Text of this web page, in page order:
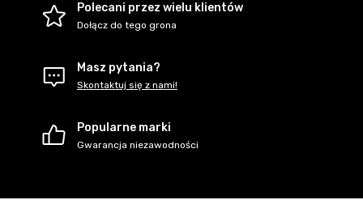
Polecani przez wielu klientów
Dołącz do tego grona
Masz pytania?
Skontaktuj się z nami!
Popularne marki
Gwarancja niezawodności